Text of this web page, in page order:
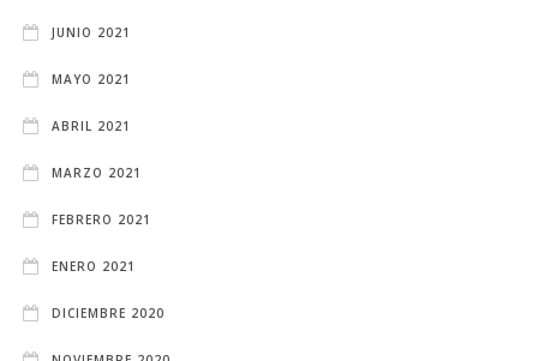
JUNIO 2021
MAYO 2021
ABRIL 2021
MARZO 2021
FEBRERO 2021
ENERO 2021
DICIEMBRE 2020